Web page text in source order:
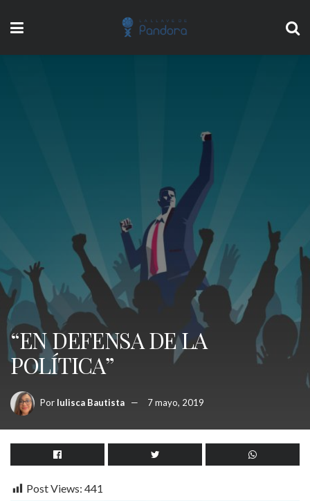
“EN DEFENSA DE LA
POLÍTICA”
Por Iulisca Bautista 7 mayo, 2019
Post Views: 441